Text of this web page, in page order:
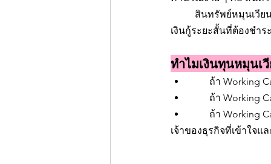
เงินกู้ระยะสั้นที่ต้องชำร
ทำไมเงินทุนหมุน
ถ้า Working
ถ้า Working
ถ้า Working
เจ้าของธุรกิจที่เข้าใจแ